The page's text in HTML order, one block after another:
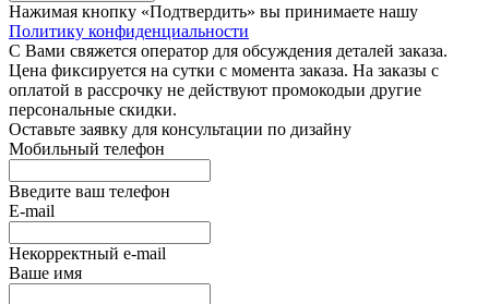
Нажимая кнопку «Подтвердить» вы принимаете нашу
Политику конфиденциальности
С Вами свяжется оператор для обсуждения деталей заказа.
Цена фиксируется на сутки с момента заказа. На заказы с
оплатой в рассрочку не действуют промокодыи другие
персональные скидки.
Оставьте заявку для консультации по дизайну
Мобильный телефон
Введите ваш телефон
E-mail
Некорректный e-mail
Ваше имя